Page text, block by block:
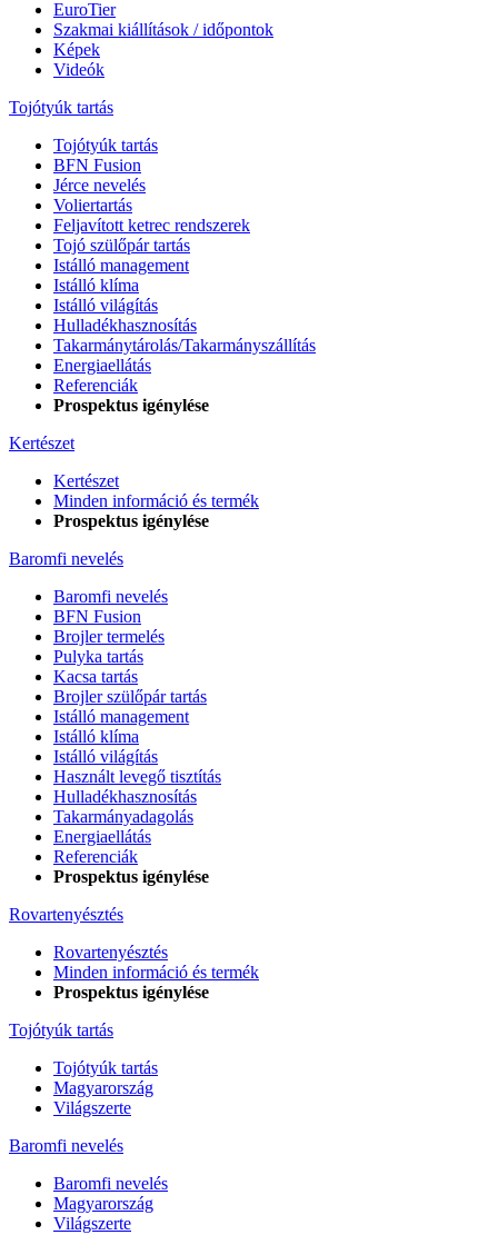
EuroTier
Szakmai kiállítások / időpontok
Képek
Videók
Tojótyúk tartás
Tojótyúk tartás
BFN Fusion
Jérce nevelés
Voliertartás
Feljavított ketrec rendszerek
Tojó szülőpár tartás
Istálló management
Istálló klíma
Istálló világítás
Hulladékhasznosítás
Takarmánytárolás/Takarmányszállítás
Energiaellátás
Referenciák
Prospektus igénylése
Kertészet
Kertészet
Minden információ és termék
Prospektus igénylése
Baromfi nevelés
Baromfi nevelés
BFN Fusion
Brojler termelés
Pulyka tartás
Kacsa tartás
Brojler szülőpár tartás
Istálló management
Istálló klíma
Istálló világítás
Használt levegő tisztítás
Hulladékhasznosítás
Takarmányadagolás
Energiaellátás
Referenciák
Prospektus igénylése
Rovartenyésztés
Rovartenyésztés
Minden információ és termék
Prospektus igénylése
Tojótyúk tartás
Tojótyúk tartás
Magyarország
Világszerte
Baromfi nevelés
Baromfi nevelés
Magyarország
Világszerte